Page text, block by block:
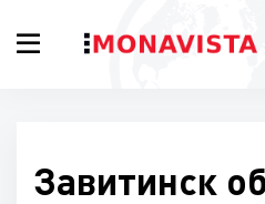
Завитинск